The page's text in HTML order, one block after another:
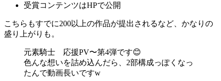
受賞コンテンツはHPで公開
こちらもすでに200以上の作品が提出されるなど、かなりの
盛り上がりも。
元素騎士 応援PV〜第4弾です😊
色んな想いを詰め込んだら、2部構成っぽくなっ
たんで動画長いですw